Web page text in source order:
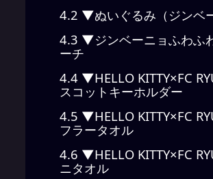
4.2 ▼ぬいぐるみ（ジンベ
4.3 ▼ジンベーニョふわふ
ーチ
4.4 ▼HELLO KITTY×FC
スコットキーホルダー
4.5 ▼HELLO KITTY×FC
フラータオル
4.6 ▼HELLO KITTY×FC
ニタオル